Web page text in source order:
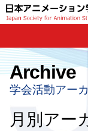
Archive
学会活動アー
月別アー